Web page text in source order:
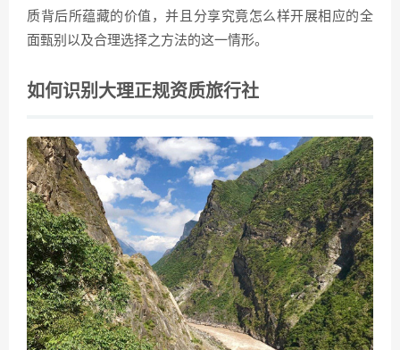
质背后所蕴藏的价值，并且分享究竟怎么样开展相应的全
面甄别以及合理选择之方法的这一情形。
如何识别大理正规资质旅行社